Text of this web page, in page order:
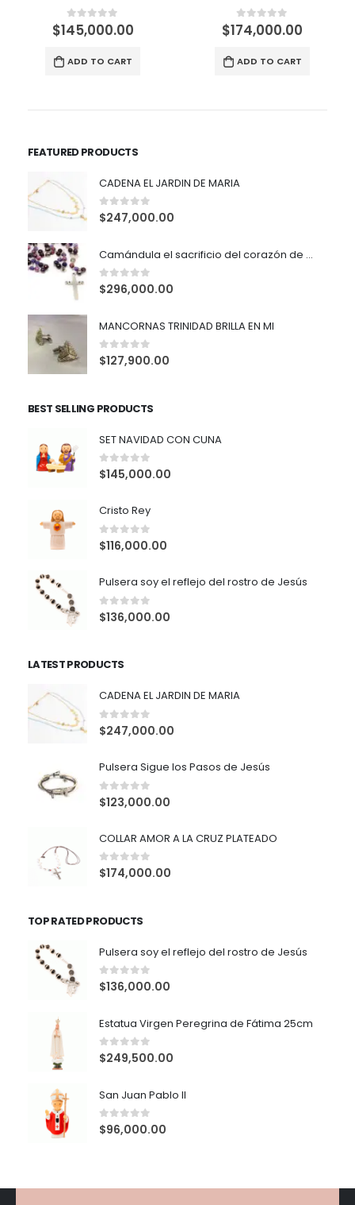
0out of 5
$145,000.00
ADD TO CART
0out of 5
$174,000.00
ADD TO CART
FEATURED PRODUCTS
CADENA EL JARDIN DE MARIA
0out of 5
$247,000.00
Camándula el sacrificio del corazón de María (copia)
0out of 5
$296,000.00
MANCORNAS TRINIDAD BRILLA EN MI
0out of 5
$127,900.00
BEST SELLING PRODUCTS
SET NAVIDAD CON CUNA
0out of 5
$145,000.00
Cristo Rey
0out of 5
$116,000.00
Pulsera soy el reflejo del rostro de Jesús
0out of 5
$136,000.00
LATEST PRODUCTS
CADENA EL JARDIN DE MARIA
0out of 5
$247,000.00
Pulsera Sigue los Pasos de Jesús
0out of 5
$123,000.00
COLLAR AMOR A LA CRUZ PLATEADO
0out of 5
$174,000.00
TOP RATED PRODUCTS
Pulsera soy el reflejo del rostro de Jesús
0out of 5
$136,000.00
Estatua Virgen Peregrina de Fátima 25cm
0out of 5
$249,500.00
San Juan Pablo II
0out of 5
$96,000.00